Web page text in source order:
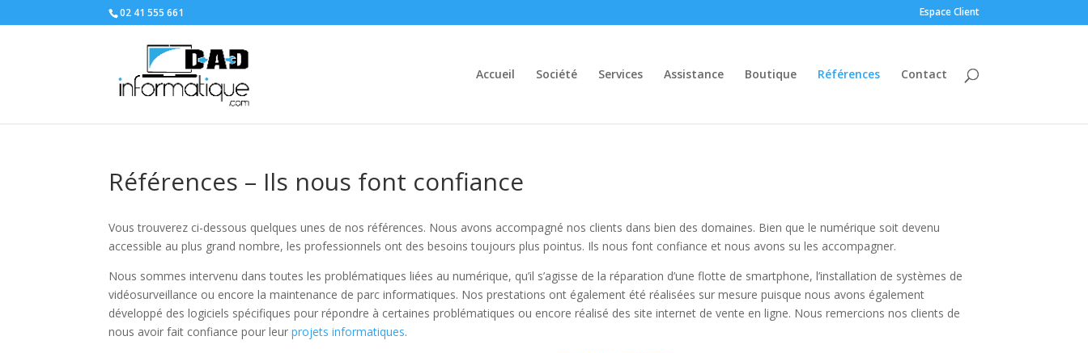
02 41 555 661 Espace Client
Accueil Société Services Assistance Boutique Références Contact
Références – Ils nous font confiance
Vous trouverez ci-dessous quelques unes de nos références. Nous avons accompagné nos clients dans bien des domaines. Bien que le numérique soit devenu
accessible au plus grand nombre, les professionnels ont des besoins toujours plus pointus. Ils nous font confiance et nous avons su les accompagner.
Nous sommes intervenu dans toutes les problématiques liées au numérique, qu’il s’agisse de la réparation d’une flotte de smartphone, l’installation de systèmes de
vidéosurveillance ou encore la maintenance de parc informatiques. Nos prestations ont également été réalisées sur mesure puisque nous avons également
développé des logiciels spécifiques pour répondre à certaines problématiques ou encore réalisé des site internet de vente en ligne. Nous remercions nos clients de
nous avoir fait confiance pour leurprojets informatiques.